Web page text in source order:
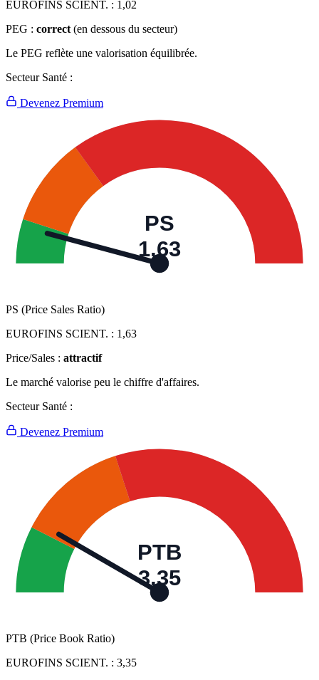
EUROFINS SCIENT. : 1,02
PEG : correct (en dessous du secteur)
Le PEG reflète une valorisation équilibrée.
Secteur Santé :
Devenez Premium
PS
1,63
PS (Price Sales Ratio)
EUROFINS SCIENT. : 1,63
Price/Sales : attractif
Le marché valorise peu le chiffre d'affaires.
Secteur Santé :
Devenez Premium
PTB
3,35
PTB (Price Book Ratio)
EUROFINS SCIENT. : 3,35